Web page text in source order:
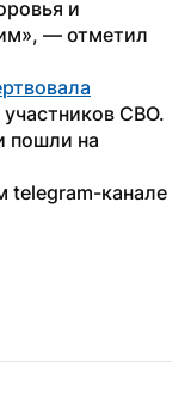
и
— отметил
СВО.
пошли на